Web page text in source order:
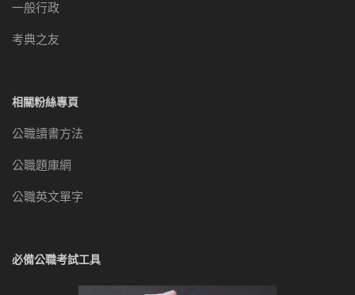
一般行政
考典之友
相關粉絲專頁
公職讀書方法
公職題庫網
公職英文單字
必備公職考試工具